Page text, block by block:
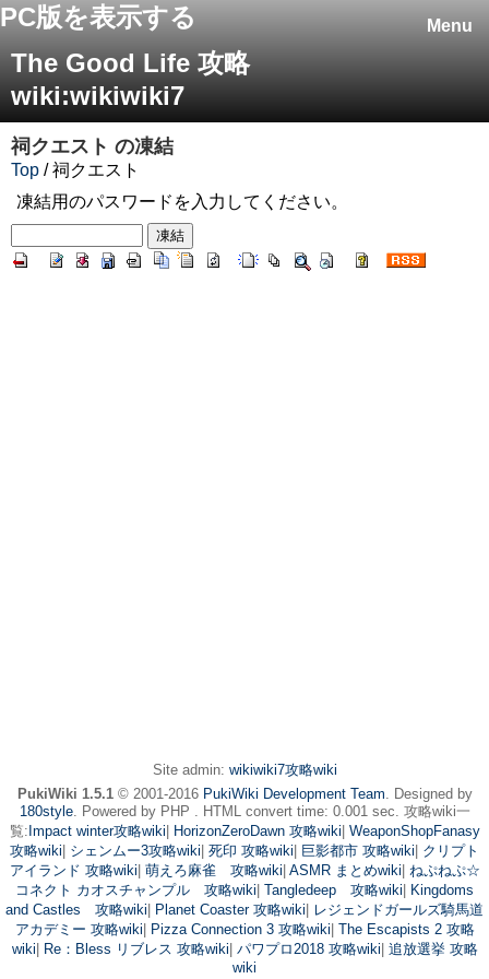
Menu
PC版を表示する
The Good Life 攻略
wiki:wikiwiki7
祠クエスト の凍結
Top / 祠クエスト
凍結用のパスワードを入力してください。
Site admin: wikiwiki7攻略wiki
PukiWiki 1.5.1© 2001-2016 PukiWiki Development Team. Designed by
180style. Powered by PHP . HTML convert time: 0.001 sec. 攻略wiki一
覧: Impact winter攻略wiki HorizonZeroDawn 攻略wiki WeaponShopFanasy
攻略wiki シェンムー3攻略wiki 死印 攻略wiki 巨影都市 攻略wiki クリプト
アイランド 攻略wiki 萌えろ麻雀 攻略wiki ASMR まとめwiki ねぷねぷ☆
コネクト カオスチャンプル 攻略wiki Tangledeep 攻略wiki
Kingdoms
and Castles 攻略wiki
Planet Coaster 攻略wiki
レジェンドガールズ騎馬道
アカデミー 攻略wiki
Pizza Connection 3 攻略wiki The Escapists 2 攻略
wiki
Re：Bless リブレス 攻略wiki パワプロ2018 攻略wiki 追放選挙 攻略
wiki